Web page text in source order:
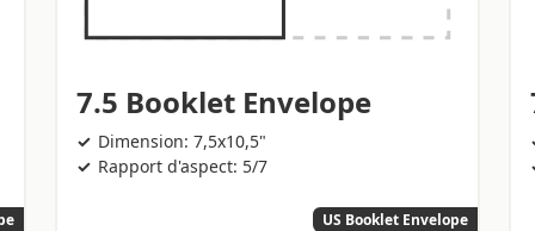
7.5 Booklet Envelope
Dimension: 7,5x10,5"
Rapport d'aspect: 5/7
US Booklet Envelope